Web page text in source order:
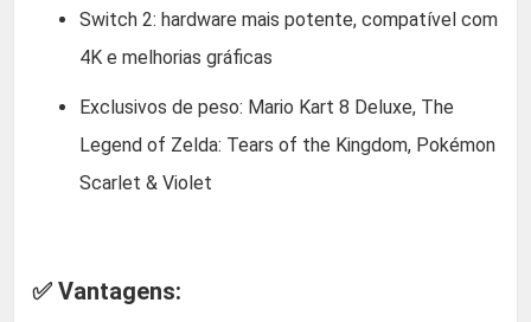
Switch 2: hardware mais potente, compatível com
4K e melhorias gráficas
Exclusivos de peso: Mario Kart 8 Deluxe, The
Legend of Zelda: Tears of the Kingdom, Pokémon
Scarlet & Violet
✅ Vantagens: